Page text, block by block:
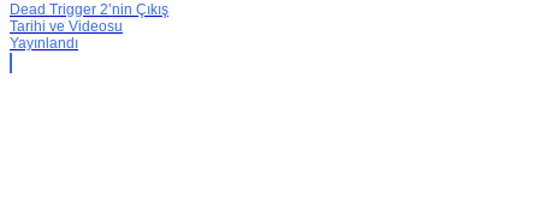
Dead Trigger 2’nin Çıkış
Tarihi ve Videosu
Yayınlandı